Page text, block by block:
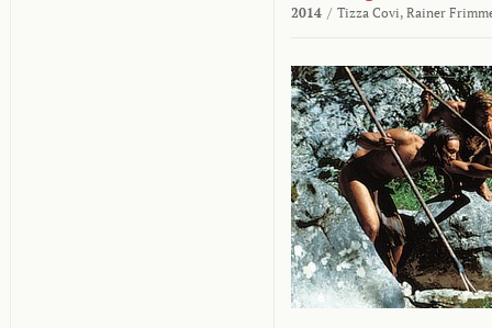
2014 / Tizza Covi, Rainer